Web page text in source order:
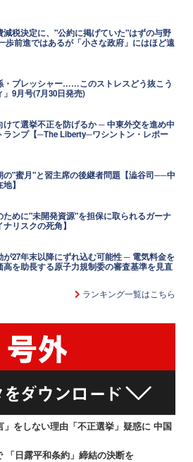
減税決定に、"公約に掲げていた"はずの与野
歩前進ではあるが「小さな政府」にはほど遠
・プレッシャー……このストレスどう抜こう
」9月号(7月30日発売)
けて選挙不正を防げるか ─ 中東外交を進め中
ランプ【─The Liberty─ワシントン・レポー
の"蜜月"と習主席の後継者問題【澁谷司──中
】
ために"未開発資源"を担保に取られるガーナ
リスクの死角】
が27年末以降にずれ込む可能性 ─ 電気料金を
高を助長する原子力規制委の審査基準を見直
ランキング一覧はこちら
」をしない理由「不正選挙」疑惑に 中国
「日露平和条約」締結の決断を